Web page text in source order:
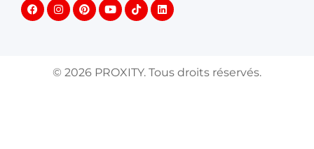
© 2026 PROXITY. Tous droits réservés.